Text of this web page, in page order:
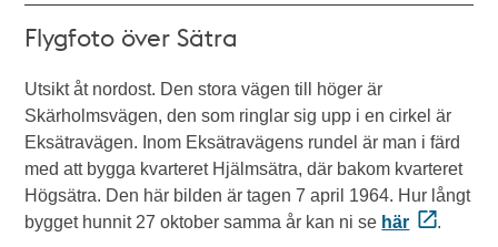
Flygfoto över Sätra
Utsikt åt nordost. Den stora vägen till höger är
Skärholmsvägen, den som ringlar sig upp i en cirkel är
Eksätravägen. Inom Eksätravägens rundel är man i färd
med att bygga kvarteret Hjälmsätra, där bakom kvarteret
Högsätra. Den här bilden är tagen 7 april 1964. Hur långt
bygget hunnit 27 oktober samma år kan ni se här .